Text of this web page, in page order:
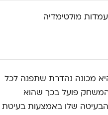
עמדות מולטימדיה
מכונה נהדרת שתפנה לכל
פועל בכך שהוא
שלו באמצעות בעיטת